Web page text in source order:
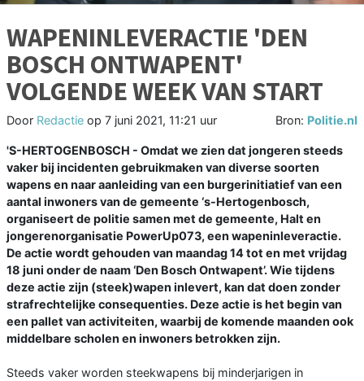
WAPENINLEVERACTIE 'DEN
BOSCH ONTWAPENT'
VOLGENDE WEEK VAN START
Door Redactie op 7 juni 2021, 11:21 uur Bron: Politie.nl
'S-HERTOGENBOSCH - Omdat we zien dat jongeren steeds
vaker bij incidenten gebruikmaken van diverse soorten
wapens en naar aanleiding van een burgerinitiatief van een
aantal inwoners van de gemeente ‘s-Hertogenbosch,
organiseert de politie samen met de gemeente, Halt en
jongerenorganisatie PowerUp073, een wapeninleveractie.
De actie wordt gehouden van maandag 14 tot en met vrijdag
18 juni onder de naam ‘Den Bosch Ontwapent’. Wie tijdens
deze actie zijn (steek)wapen inlevert, kan dat doen zonder
strafrechtelijke consequenties. Deze actie is het begin van
een pallet van activiteiten, waarbij de komende maanden ook
middelbare scholen en inwoners betrokken zijn.
Steeds vaker worden steekwapens bij minderjarigen in